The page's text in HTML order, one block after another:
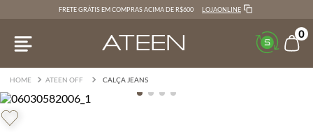
FRETE GRÁTIS EM COMPRAS ACIMA DE R$600 LOJAONLINE
0
ATEEN OFF CALÇA JEANS